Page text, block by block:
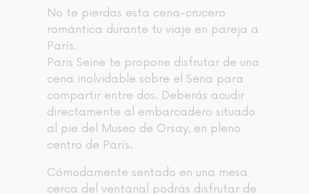
No te pierdas esta cena-crucero
romántica durante tu viaje en pareja a
París.
Paris Seine te propone disfrutar de una
cena inolvidable sobre el Sena para
compartir entre dos. Deberás acudir
directamente al embarcadero situado
al pie del Museo de Orsay, en pleno
centro de París.
Cómodamente sentado en una mesa
cerca del ventanal podrás disfrutar de